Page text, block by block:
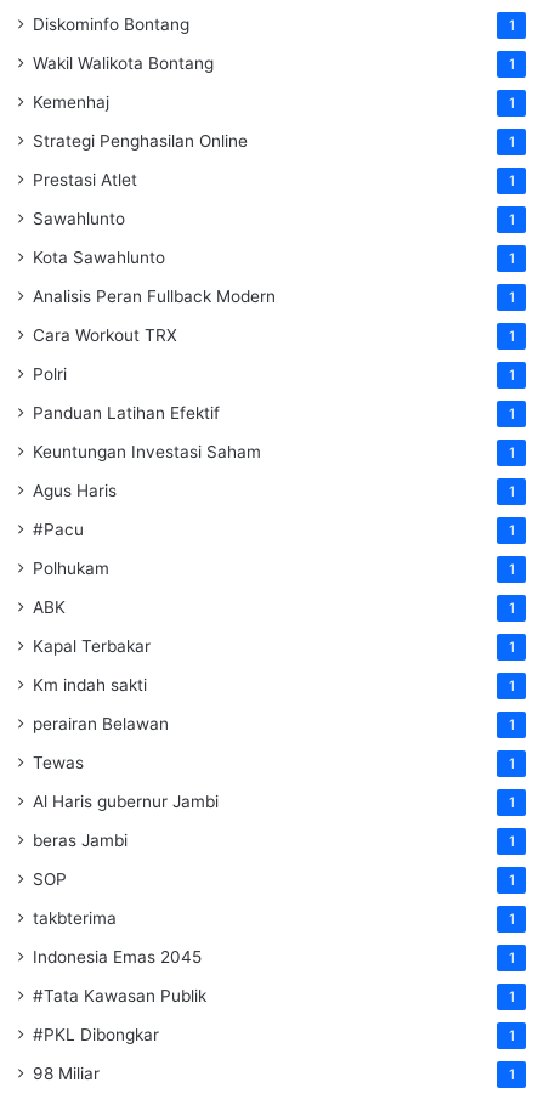
Diskominfo Bontang 1
Wakil Walikota Bontang 1
Kemenhaj 1
Strategi Penghasilan Online 1
Prestasi Atlet 1
Sawahlunto 1
Kota Sawahlunto 1
Analisis Peran Fullback Modern 1
Cara Workout TRX 1
Polri 1
Panduan Latihan Efektif 1
Keuntungan Investasi Saham 1
Agus Haris 1
#Pacu 1
Polhukam 1
ABK 1
Kapal Terbakar 1
Km indah sakti 1
perairan Belawan 1
Tewas 1
Al Haris gubernur Jambi 1
beras Jambi 1
SOP 1
takbterima 1
Indonesia Emas 2045 1
#Tata Kawasan Publik 1
#PKL Dibongkar 1
98 Miliar 1